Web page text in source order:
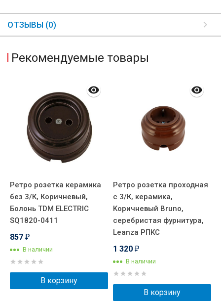
ОТЗЫВЫ (0)
Рекомендуемые товары
Ретро розетка керамика
без 3/К, Коричневый,
Болонь TDM ELECTRIC
SQ1820-0411
857 ₽
В наличии
В корзину
Ретро розетка проходная
с 3/К, керамика,
Kоричневый Bruno,
серебристая фурнитура,
Leanza РПКС
1 320 ₽
В наличии
В корзину